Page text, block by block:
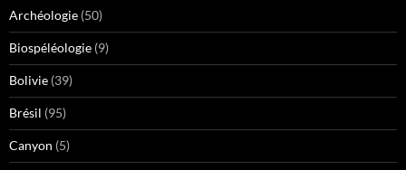
Archéologie (50)
Biospéléologie (9)
Bolivie (39)
Brésil (95)
Canyon (5)